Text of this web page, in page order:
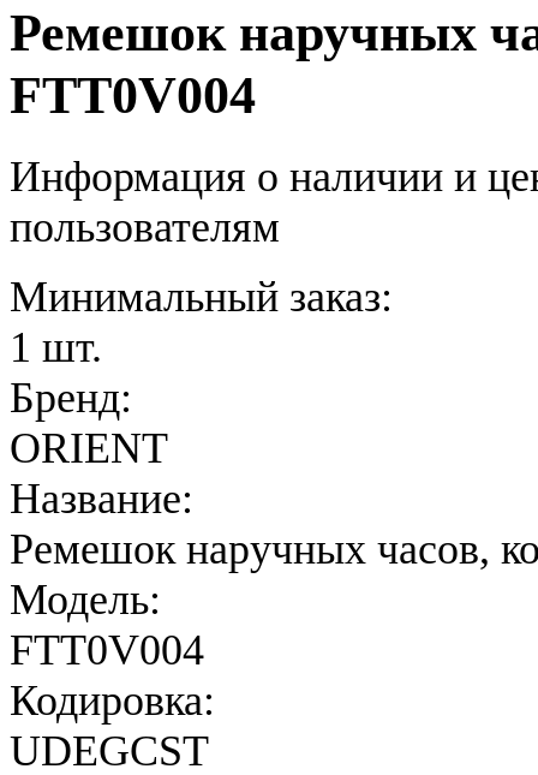
Ремешок наручных
FTT0V004
Информация о наличии и
пользователям
Минимальный заказ:
1 шт.
Бренд:
ORIENT
Название:
Ремешок наручных часов,
Модель:
FTT0V004
Кодировка:
UDEGCST